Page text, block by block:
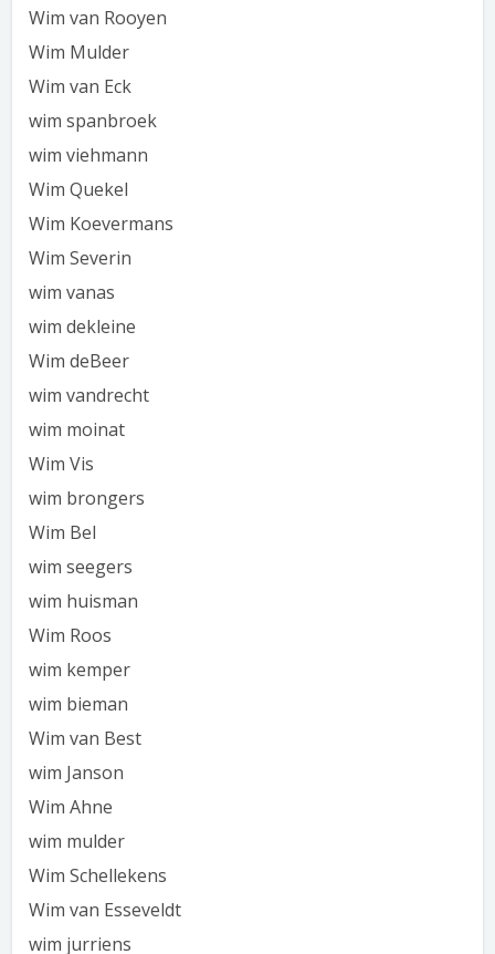
Wim van Rooyen
Wim Mulder
Wim van Eck
wim spanbroek
wim viehmann
Wim Quekel
Wim Koevermans
Wim Severin
wim vanas
wim dekleine
Wim deBeer
wim vandrecht
wim moinat
Wim Vis
wim brongers
Wim Bel
wim seegers
wim huisman
Wim Roos
wim kemper
wim bieman
Wim van Best
wim Janson
Wim Ahne
wim mulder
Wim Schellekens
Wim van Esseveldt
wim jurriens